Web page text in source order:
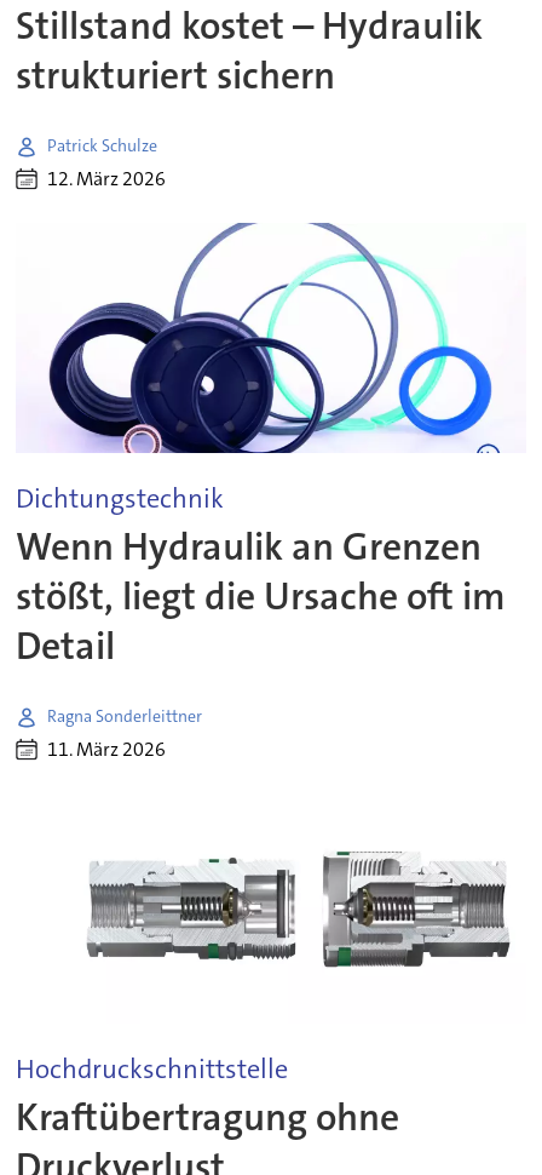
Stillstand kostet – Hydraulik
strukturiert sichern
Patrick Schulze
12. März 2026
Dichtungstechnik
Wenn Hydraulik an Grenzen
stößt, liegt die Ursache oft im
Detail
Ragna Sonderleittner
11. März 2026
Hochdruckschnittstelle
Kraftübertragung ohne